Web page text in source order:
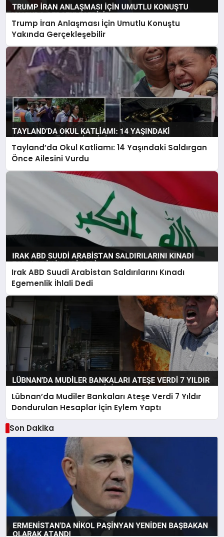
Trump İran Anlaşması İçin Umutlu Konuştu
Yakında Gerçekleşebilir
Tayland’da Okul Katliamı: 14 Yaşındaki Saldırgan
Önce Ailesini Vurdu
Irak ABD Suudi Arabistan Saldırılarını Kınadı
Egemenlik İhlali Dedi
Lübnan’da Mudiler Bankaları Ateşe Verdi 7 Yıldır
Dondurulan Hesaplar İçin Eylem Yaptı
Son Dakika